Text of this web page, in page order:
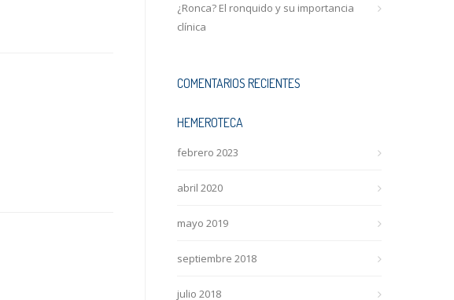
¿Ronca? El ronquido y su importancia
clínica
COMENTARIOS RECIENTES
HEMEROTECA
febrero 2023
abril 2020
mayo 2019
septiembre 2018
julio 2018